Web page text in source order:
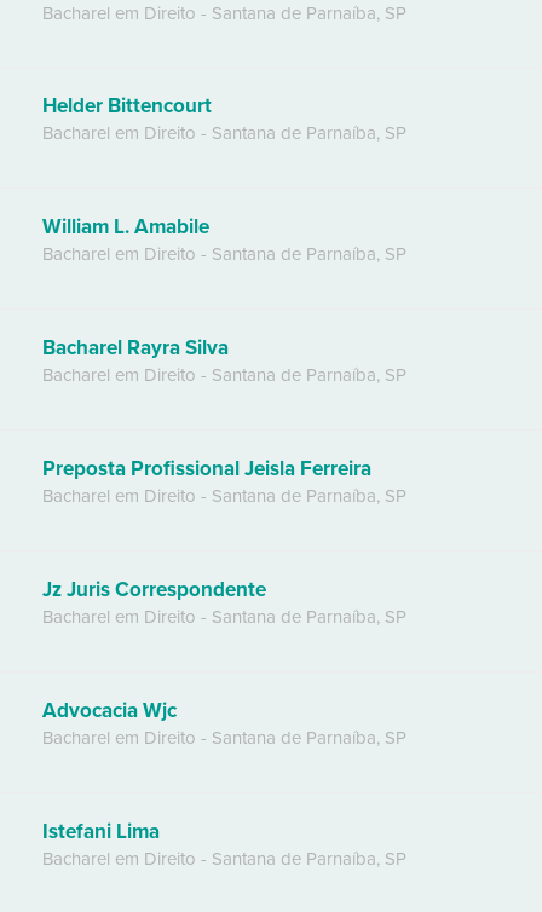
Bacharel em Direito - Santana de Parnaíba, SP
Helder Bittencourt
Bacharel em Direito - Santana de Parnaíba, SP
William L. Amabile
Bacharel em Direito - Santana de Parnaíba, SP
Bacharel Rayra Silva
Bacharel em Direito - Santana de Parnaíba, SP
Preposta Profissional Jeisla Ferreira
Bacharel em Direito - Santana de Parnaíba, SP
Jz Juris Correspondente
Bacharel em Direito - Santana de Parnaíba, SP
Advocacia Wjc
Bacharel em Direito - Santana de Parnaíba, SP
Istefani Lima
Bacharel em Direito - Santana de Parnaíba, SP